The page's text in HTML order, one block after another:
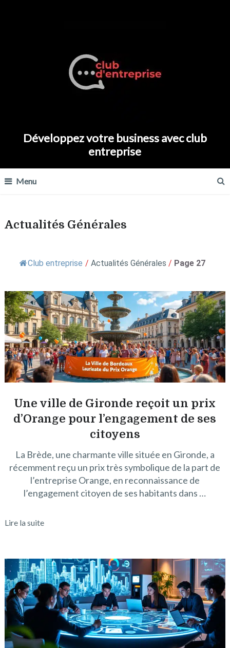
Développez votre business avec club
entreprise
Menu
Actualités Générales
Club entreprise / Actualités Générales / Page 27
Une ville de Gironde reçoit un prix
d’Orange pour l’engagement de ses
citoyens
La Brède, une charmante ville située en Gironde, a
récemment reçu un prix très symbolique de la part de
l’entreprise Orange, en reconnaissance de
l’engagement citoyen de ses habitants dans …
Lire la suite